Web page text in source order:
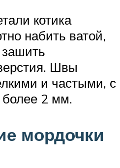
котика
набить ватой,
зашить
Швы
и частыми, с
2 мм.
мордочки